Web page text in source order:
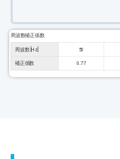
周波数補正係数
周波数 [Hz] 50
補正係数 0.77